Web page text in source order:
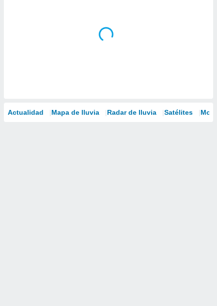
Actualidad Mapa de lluvia Radar de lluvia Satélites